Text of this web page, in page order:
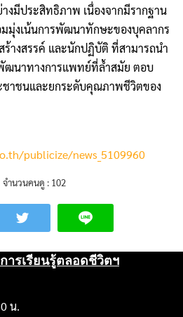
งมีประสิทธิภาพ เนื่องจากมีรากฐาน
มุ่งเน้นการพัฒนาทักษะของบุคลากร
างสรรค์ และนักปฏิบัติ ที่สามารถนำ
ฒนาทางการแพทย์ที่ล้ำสมัย ตอบ
ชาชนและยกระดับคุณภาพชีวิตของ
publicize/news_5109960
จำนวนคนดู : 102
ารเรียนรู้ตลอดชีวิตฯ
น.